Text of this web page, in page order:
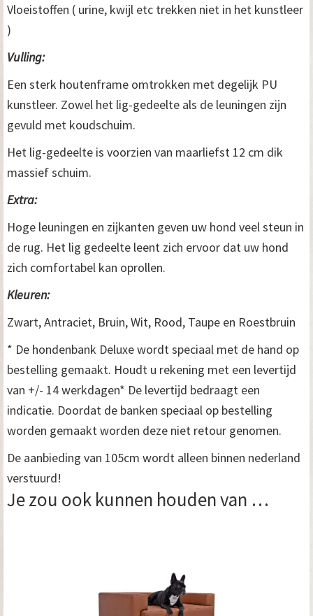
Vloeistoffen ( urine, kwijl etc trekken niet in het kunstleer
)
Vulling:
Een sterk houtenframe omtrokken met degelijk PU
kunstleer. Zowel het lig-gedeelte als de leuningen zijn
gevuld met koudschuim.
Het lig-gedeelte is voorzien van maarliefst 12 cm dik
massief schuim.
Extra:
Hoge leuningen en zijkanten geven uw hond veel steun in
de rug. Het lig gedeelte leent zich ervoor dat uw hond
zich comfortabel kan oprollen.
Kleuren:
Zwart, Antraciet, Bruin, Wit, Rood, Taupe en Roestbruin
* De hondenbank Deluxe wordt speciaal met de hand op
bestelling gemaakt. Houdt u rekening met een levertijd
van +/- 14 werkdagen* De levertijd bedraagt een
indicatie. Doordat de banken speciaal op bestelling
worden gemaakt worden deze niet retour genomen.
De aanbieding van 105cm wordt alleen binnen nederland
verstuurd!
Je zou ook kunnen houden van …